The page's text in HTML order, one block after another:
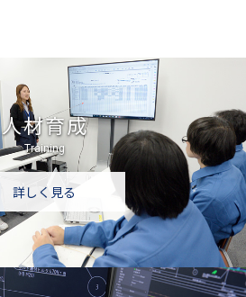
人材育成
Training
詳しく見る